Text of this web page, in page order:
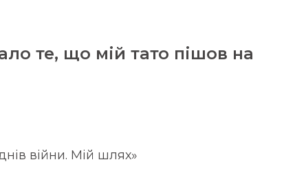
те, що мій тато пішов на
війни. Мій шлях»